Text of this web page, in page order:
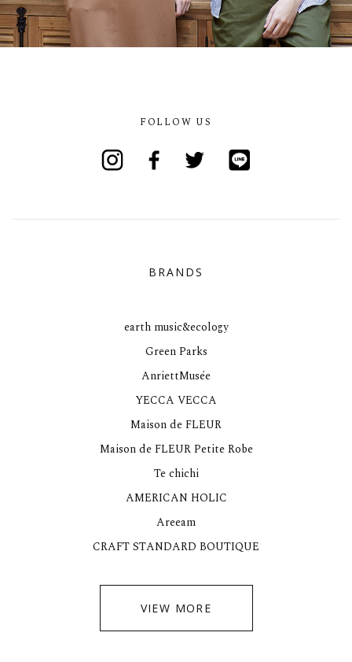
FOLLOW US
BRANDS
earth music&ecology
Green Parks
AnriettMusée
YECCA VECCA
Maison de FLEUR
Maison de FLEUR Petite Robe
Te chichi
AMERICAN HOLIC
Areeam
CRAFT STANDARD BOUTIQUE
VIEW MORE